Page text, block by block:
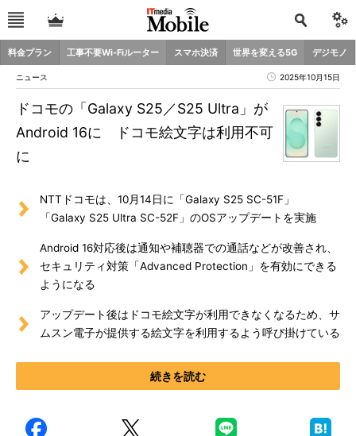
料金プラン 工事不要Wi-Fiルーター スマホ決済 世界を変える5G デジモノ
ニュース 2025年10月15日
ドコモの「Galaxy S25／S25 Ultra」が
Android 16に ドコモ絵文字は利用不可
に
NTTドコモは、10月14日に「Galaxy S25 SC-51F」
「Galaxy S25 Ultra SC-52F」のOSアップデートを実施
Android 16対応後は通知や補聴器での通話などが改善され、
セキュリティ対策「Advanced Protection」を有効にできる
ようになる
アップデート後はドコモ絵文字が利用できなくなるため、サ
ムスン電子が提供する絵文字を利用するよう呼び掛けている
続きを読む